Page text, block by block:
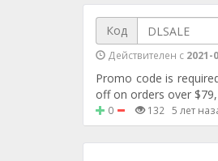
Код
Действителен с 2021-
Promo code is
off on orders over
0 132 5 лет